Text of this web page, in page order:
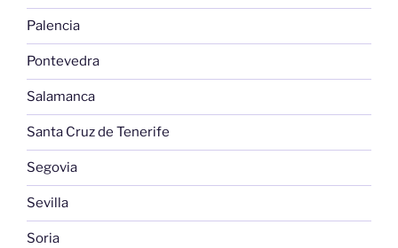
Palencia
Pontevedra
Salamanca
Santa Cruz de Tenerife
Segovia
Sevilla
Soria